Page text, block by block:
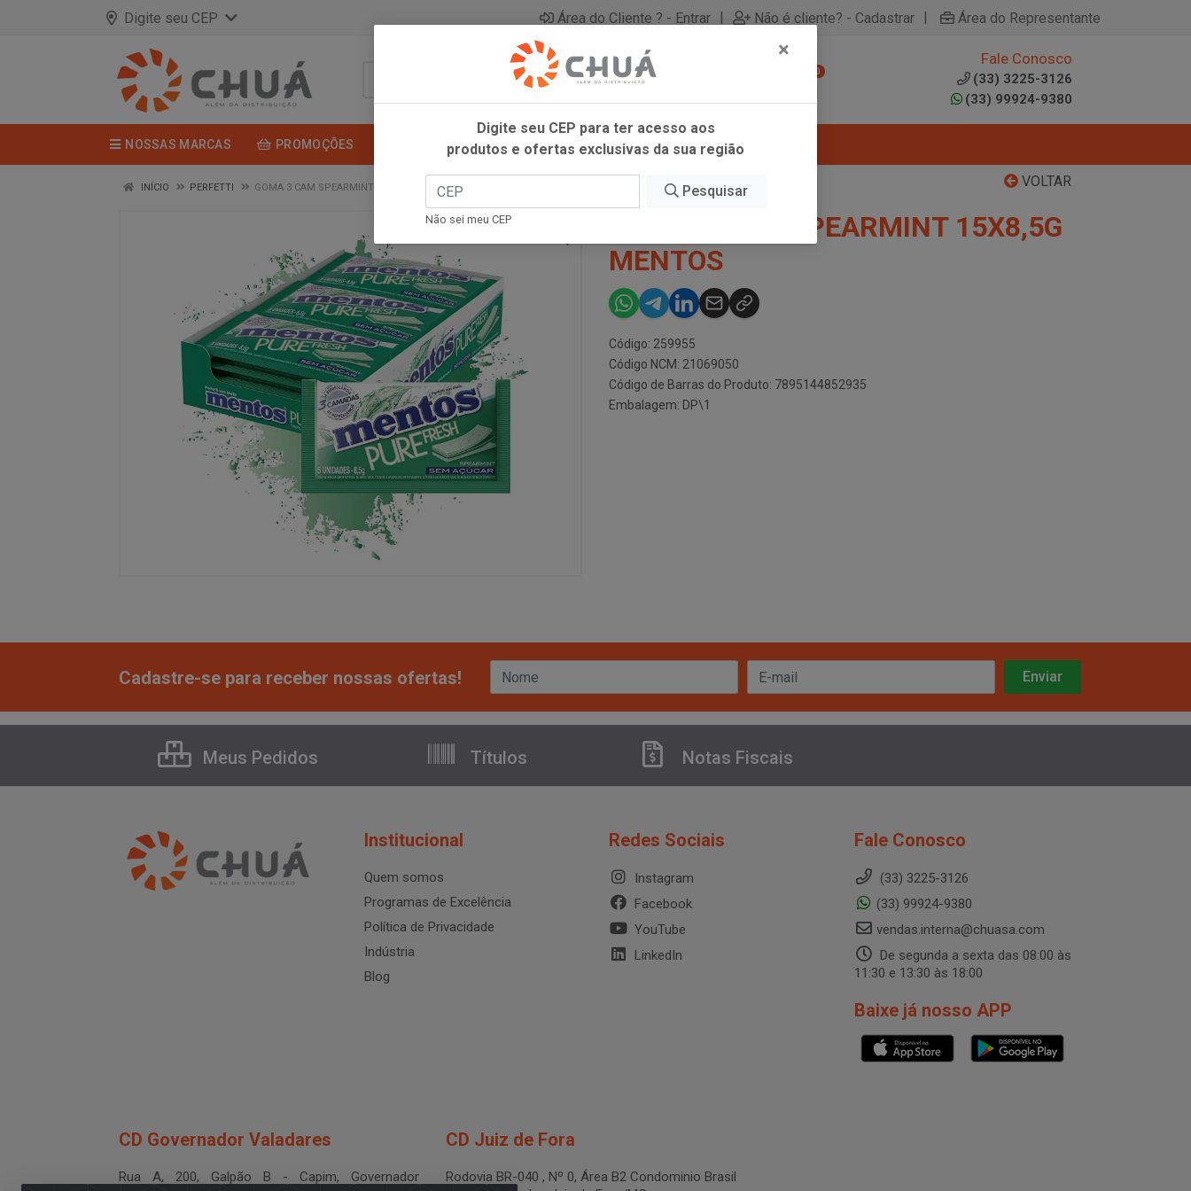
Digite seu CEP Área do Cliente ? - Entrar | Não é cliente? - Cadastrar | Área do Representante
0
Fale Conosco
(33) 3225-3126
(33) 99924-9380
NOSSAS MARCAS PROMOÇÕES
VOLTAR
INÍCIO PERFETTI GOMA 3 CAM SPEARMINT 15X8,5G MENTOS
GOMA 3 CAM SPEARMINT 15X8,5G
MENTOS
Código: 259955
Código NCM: 21069050
Código de Barras do Produto: 7895144852935
Embalagem: DP\1
Cadastre-se para receber nossas ofertas!
Meus Pedidos Títulos Notas Fiscais
Institucional
Quem somos
Programas de Excelência
Política de Privacidade
Indústria
Blog
Redes Sociais
Instagram
Facebook
YouTube
LinkedIn
Fale Conosco
(33) 3225-3126
(33) 99924-9380
vendas.interna@chuasa.com
De segunda a sexta das 08:00 às
11:30 e 13:30 às 18:00
Baixe já nosso APP
CD Governador Valadares
Rua A, 200, Galpão B - Capim, Governador
CD Juiz de Fora
Rodovia BR-040 , Nº 0, Área B2 Condominio Brasil
×
Digite seu CEP para ter acesso aos
produtos e ofertas exclusivas da sua região
Pesquisar
Não sei meu CEP